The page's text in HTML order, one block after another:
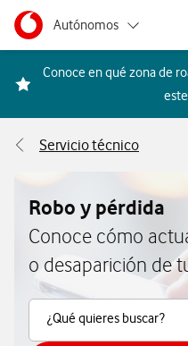
Ir a la pagina principal de
Menu navegación
Autónomos
PymesConoce en qué zona de
Servicio técnico
Robo y pérdida
Conoce cómo
o desaparición de
¿Qué quieres buscar?
Buscar Contenido